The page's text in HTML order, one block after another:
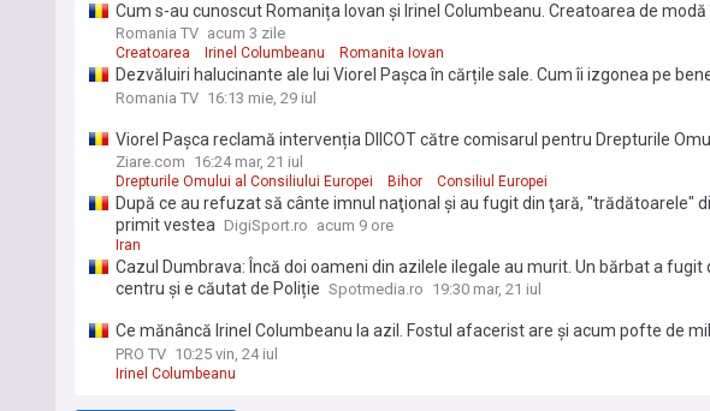
Cum s-au cunoscut Romanița Iovan și Irinel Columbeanu. Creatoarea de modă
continuare pe fostul iubit aflat la azil: „S-au legat treptat lucrurile”
Romania TV acum 3 zile
Creatoarea Irinel Columbeanu Romanita Iovan
Dezvăluiri halucinante ale lui Viorel Pașca în cărțile sale. Cum îi izgonea pe
considerați vindecați din azil: „Ştiu că nu e tocmai în regulă ce-am făcut, dar era
eliberăm câteva paturi”. Povestea tulburătoare a lui Petrică, pacientul
rânduri, care revenea la Dumbrava mergând zeci de kilometri pe jos
Romania TV 16:13 mie, 29 iul
Viorel Pașca reclamă intervenția DIICOT către comisarul pentru Drepturile
Consiliul Europei: "Nu îmi pot imagina ca abuzuri de acest fel asupra unor
României să primească girul sau acordul dumneavoastră"
Ziare.com 16:24 mar, 21 iul
Drepturile Omului al Consiliului Europei Bihor Consiliul Europei
După ce au refuzat să cânte imnul naţional şi au fugit din ţară, "trădătoarele"
primit vestea DigiSport.ro acum 9 ore
Iran
Cazul Dumbrava: Încă doi oameni din azilele ilegale au murit. Un bărbat a fugit
centru și e căutat de Poliție Spotmedia.ro 19:30 mar, 21 iul
Ce mănâncă Irinel Columbeanu la azil. Fostul afacerist are și acum pofte de
„Duce dorul vremurilor când avea bani”
PRO TV 10:25 vin, 24 iul
Irinel Columbeanu